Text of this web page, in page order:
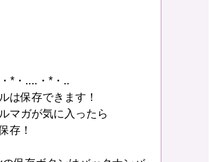
*・‥‥・*・‥
は保存できます！
マガが気に入ったら
存！